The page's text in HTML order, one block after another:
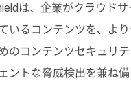
は、企業がクラウド
いるコンテンツを、よ
のコンテンツセキュリ
ントな脅威検出を兼ね